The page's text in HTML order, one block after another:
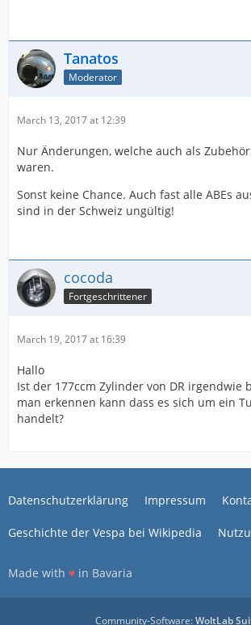
Tanatos
Moderator
March 13, 2017 at 12:39
Nur Änderungen, welche auch als
waren.
Sonst keine Chance. Auch fast alle ABEs
sind in der Schweiz ungültig!
cocoda
Fortgeschrittener
March 19, 2017 at 16:39
Hallo
Ist der 177ccm Zylinder von DR irgendwie
man erkennen kann dass es sich um ein
handelt?
Datenschutzerklärung Impressum
Geschichte der Vespa bei Wikipedia
Made with ♥ in Bavaria
Community-Software:WoltLab